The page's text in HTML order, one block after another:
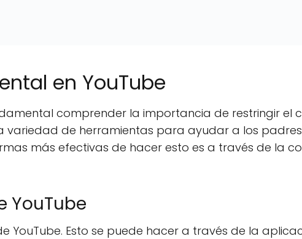
en YouTube
comprender la importancia de restringir el
variedad de herramientas para ayudar a los
más efectivas de hacer esto es a través de la
YouTube
Esto se puede hacer a través de la